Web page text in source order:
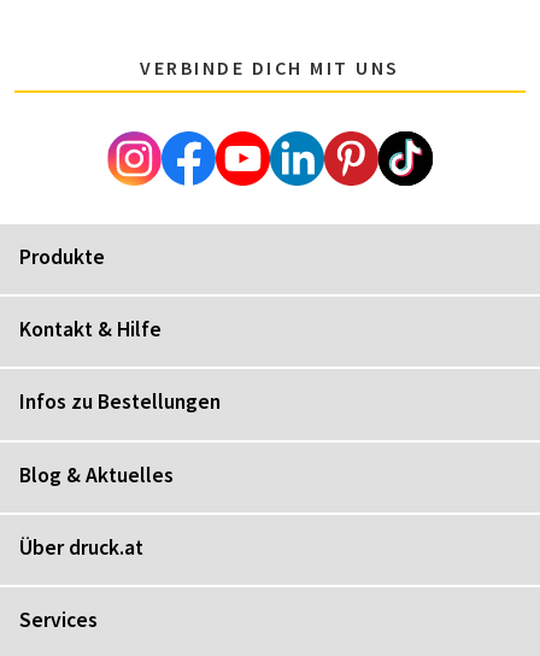
VERBINDE DICH MIT UNS
Produkte
Kontakt & Hilfe
Infos zu Bestellungen
Blog & Aktuelles
Über druck.at
Services